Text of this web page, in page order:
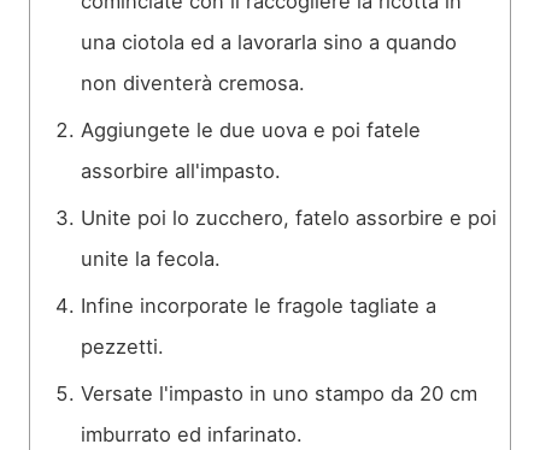
una ciotola ed a lavorarla sino a quando
non diventerà cremosa.
Aggiungete le due uova e poi fatele
assorbire all'impasto.
Unite poi lo zucchero, fatelo assorbire e poi
unite la fecola.
Infine incorporate le fragole tagliate a
pezzetti.
Versate l'impasto in uno stampo da 20 cm
imburrato ed infarinato.